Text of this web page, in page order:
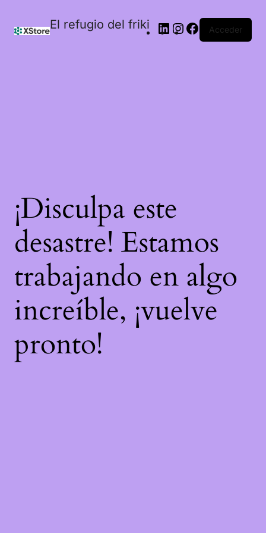
El refugio del friki Acceder
¡Disculpa este
desastre! Estamos
trabajando en algo
increíble, ¡vuelve
pronto!